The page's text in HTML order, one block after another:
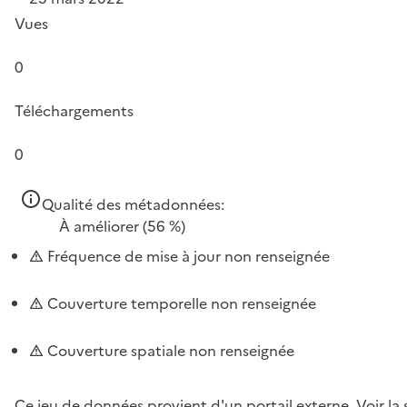
Vues
0
Téléchargements
0
Qualité des métadonnées:
À améliorer(56 %)
Fréquence de mise à jour non renseignée
Couverture temporelle non renseignée
Couverture spatiale non renseignée